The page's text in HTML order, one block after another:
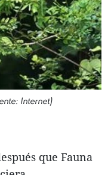
Internet)
que Fauna